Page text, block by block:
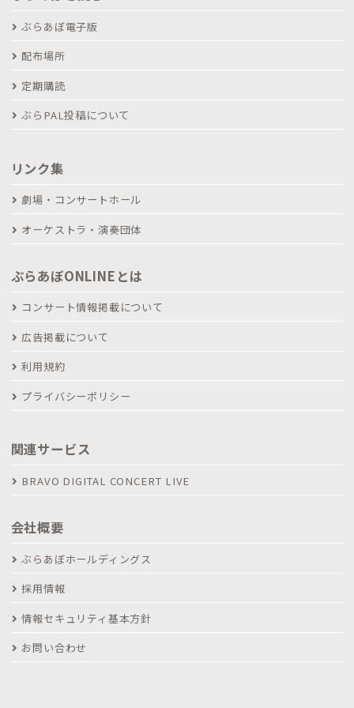
ぶらあぼ電子版
配布場所
定期購読
ぶらPAL投稿について
リンク集
劇場・コンサートホール
オーケストラ・演奏団体
ぶらあぼONLINEとは
コンサート情報掲載について
広告掲載について
利用規約
プライバシーポリシー
関連サービス
BRAVO DIGITAL CONCERT LIVE
会社概要
ぶらあぼホールディングス
採用情報
情報セキュリティ基本方針
お問い合わせ